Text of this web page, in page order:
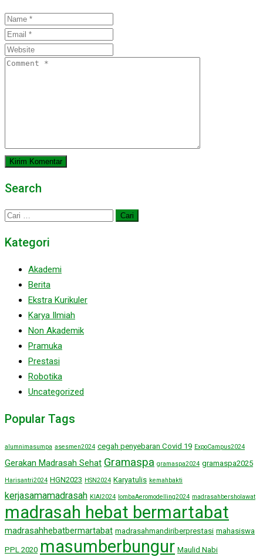
Search
Cari
Kategori
Akademi
Berita
Ekstra Kurikuler
Karya Ilmiah
Non Akademik
Pramuka
Prestasi
Robotika
Uncategorized
Popular Tags
alumnimasumpa asesmen2024 cegah penyebaran Covid 19 ExpoCampus2024
Gerakan Madrasah Sehat Gramaspa gramaspa2024 gramaspa2025
Harisantri2024 HGN2023 HSN2024 Karyatulis kemahbakti
kerjasamamadrasah KIAI2024 lombaAeromodelling2024 madrasahbersholawat
madrasah hebat bermartabat
madrasahhebatbermartabat madrasahmandiriberprestasi mahasiswa
PPL 2020 masumberbungur Maulid Nabi